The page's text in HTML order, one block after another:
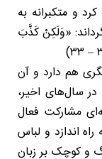
و متکبرانه به
«وَلَكِنْ کَذَّبَ
هم دارد و آن
سال‌های اخیر،
مشارکت فعال
اندازد و لباس
و کوچک بر زبان